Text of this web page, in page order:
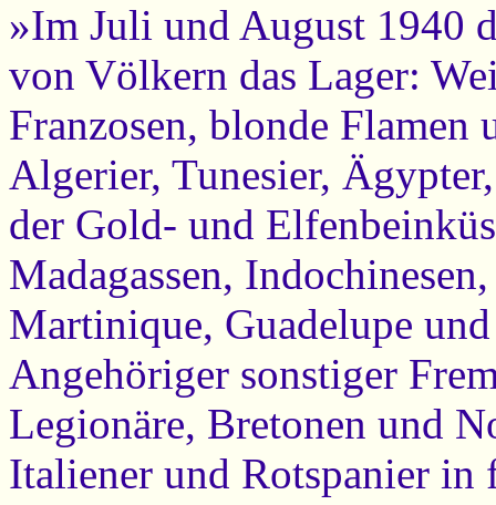
»Im Juli und August 1940
von Völkern das Lager:
Franzosen, blonde Flamen
Algerier, Tunesier,
der Gold- und
Madagassen,
Martinique, Guadelupe
Angehöriger sonstiger
Legionäre, Bretonen und
Italiener und Rotspanier in